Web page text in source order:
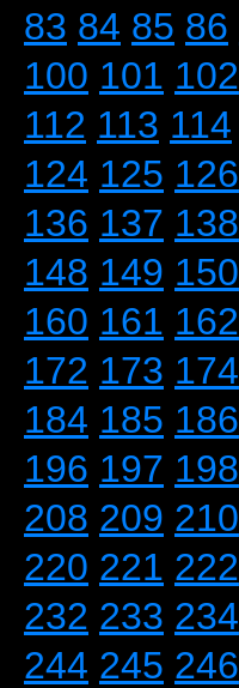
83 84 85 86
100 101 102
112 113 114
124 125 126
136 137 138
148 149 150
160 161 162
172 173 174
184 185 186
196 197 198
208 209 210
220 221 222
232 233 234
244 245 246